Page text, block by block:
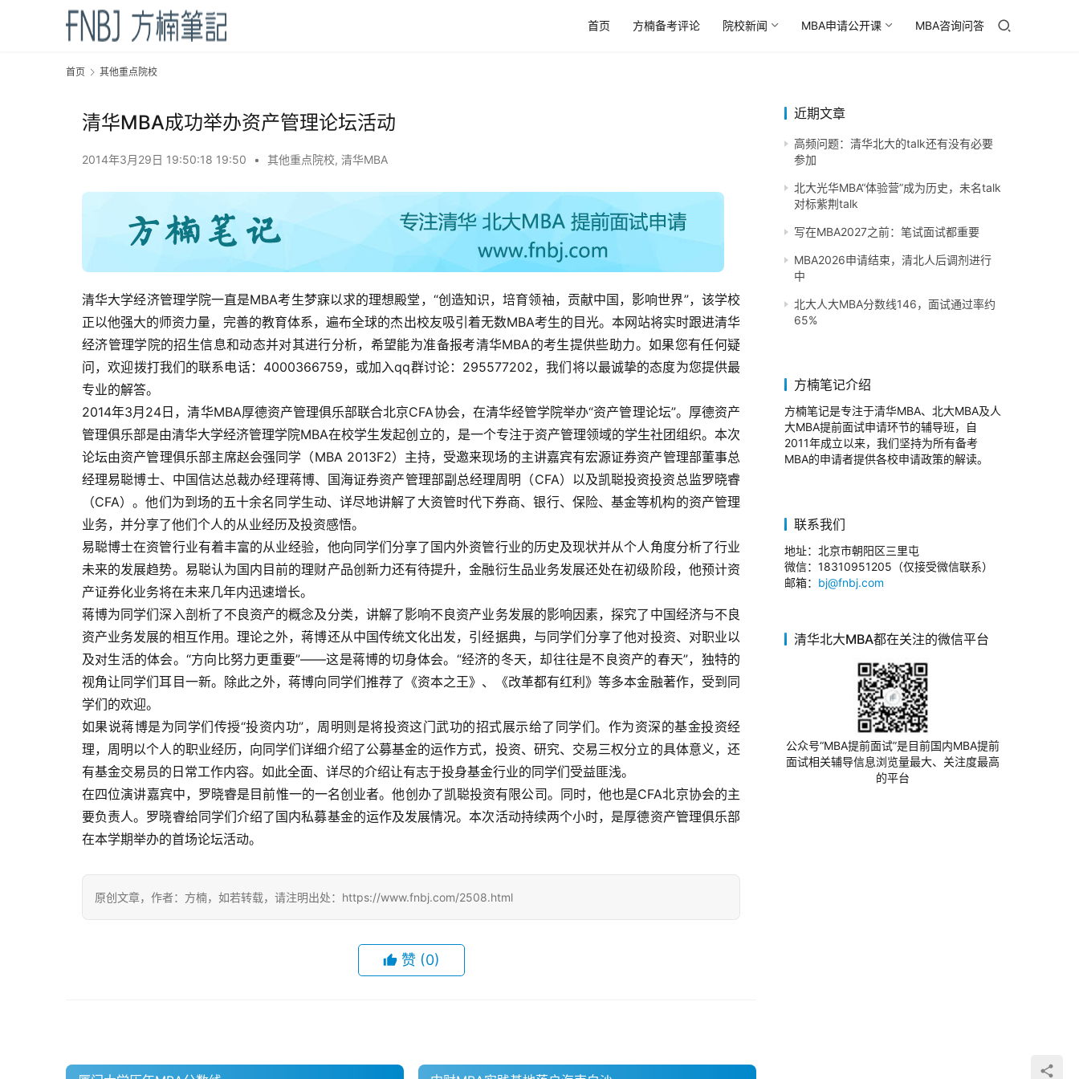
首页 方楠备考评论 院校新闻 MBA申请公开课 MBA咨询问答
首页 其他重点院校
清华MBA成功举办资产管理论坛活动
2014年3月29日 19:50:18 19:50 • 其他重点院校, 清华MBA
清华大学经济管理学院一直是MBA考生梦寐以求的理想殿堂，“创造知识，培育领袖，贡献中国，影响世界”，该学校
正以他强大的师资力量，完善的教育体系，遍布全球的杰出校友吸引着无数MBA考生的目光。本网站将实时跟进清华
经济管理学院的招生信息和动态并对其进行分析，希望能为准备报考清华MBA的考生提供些助力。如果您有任何疑
问，欢迎拨打我们的联系电话：4000366759，或加入qq群讨论：295577202，我们将以最诚挚的态度为您提供最
专业的解答。
2014年3月24日，清华MBA厚德资产管理俱乐部联合北京CFA协会，在清华经管学院举办“资产管理论坛”。厚德资产
管理俱乐部是由清华大学经济管理学院MBA在校学生发起创立的，是一个专注于资产管理领域的学生社团组织。本次
论坛由资产管理俱乐部主席赵会强同学（MBA 2013F2）主持，受邀来现场的主讲嘉宾有宏源证券资产管理部董事总
经理易聪博士、中国信达总裁办经理蒋博、国海证券资产管理部副总经理周明（CFA）以及凯聪投资投资总监罗晓睿
（CFA）。他们为到场的五十余名同学生动、详尽地讲解了大资管时代下券商、银行、保险、基金等机构的资产管理
业务，并分享了他们个人的从业经历及投资感悟。
易聪博士在资管行业有着丰富的从业经验，他向同学们分享了国内外资管行业的历史及现状并从个人角度分析了行业
未来的发展趋势。易聪认为国内目前的理财产品创新力还有待提升，金融衍生品业务发展还处在初级阶段，他预计资
产证券化业务将在未来几年内迅速增长。
蒋博为同学们深入剖析了不良资产的概念及分类，讲解了影响不良资产业务发展的影响因素，探究了中国经济与不良
资产业务发展的相互作用。理论之外，蒋博还从中国传统文化出发，引经据典，与同学们分享了他对投资、对职业以
及对生活的体会。“方向比努力更重要”——这是蒋博的切身体会。“经济的冬天，却往往是不良资产的春天”，独特的
视角让同学们耳目一新。除此之外，蒋博向同学们推荐了《资本之王》、《改革都有红利》等多本金融著作，受到同
学们的欢迎。
如果说蒋博是为同学们传授“投资内功”，周明则是将投资这门武功的招式展示给了同学们。作为资深的基金投资经
理，周明以个人的职业经历，向同学们详细介绍了公募基金的运作方式，投资、研究、交易三权分立的具体意义，还
有基金交易员的日常工作内容。如此全面、详尽的介绍让有志于投身基金行业的同学们受益匪浅。
在四位演讲嘉宾中，罗晓睿是目前惟一的一名创业者。他创办了凯聪投资有限公司。同时，他也是CFA北京协会的主
要负责人。罗晓睿给同学们介绍了国内私募基金的运作及发展情况。本次活动持续两个小时，是厚德资产管理俱乐部
在本学期举办的首场论坛活动。
原创文章，作者：方楠，如若转载，请注明出处：https://www.fnbj.com/2508.html
赞 (0)
近期文章
高频问题：清华北大的talk还有没有必要
参加
北大光华MBA“体验营”成为历史，未名talk
对标紫荆talk
写在MBA2027之前：笔试面试都重要
MBA2026申请结束，清北人后调剂进行
中
北大人大MBA分数线146，面试通过率约
65%
方楠笔记介绍
方楠笔记是专注于清华MBA、北大MBA及人
大MBA提前面试申请环节的辅导班，自
2011年成立以来，我们坚持为所有备考
MBA的申请者提供各校申请政策的解读。
联系我们
地址：北京市朝阳区三里屯
微信：18310951205（仅接受微信联系）
邮箱： bj@fnbj.com
清华北大MBA都在关注的微信平台
公众号“MBA提前面试”是目前国内MBA提前
面试相关辅导信息浏览量最大、关注度最高
的平台